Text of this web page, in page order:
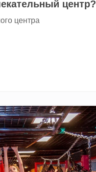
центр?
центра